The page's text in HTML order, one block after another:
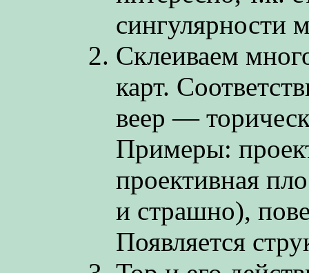
сингулярности
Склеиваем
карт.
веер —
Примеры:
проективная
и страшно),
Появляется